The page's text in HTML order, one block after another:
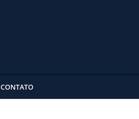
CONTATO